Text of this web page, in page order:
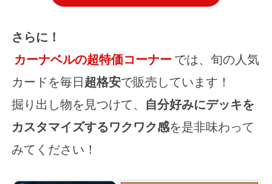
さらに！
カーナベルの超特価コーナー では、旬の人気
カードを毎日超格安で販売しています！
掘り出し物を見つけて、 自分好みにデッキを
カスタマイズするワクワク感を是非味わって
みてください！